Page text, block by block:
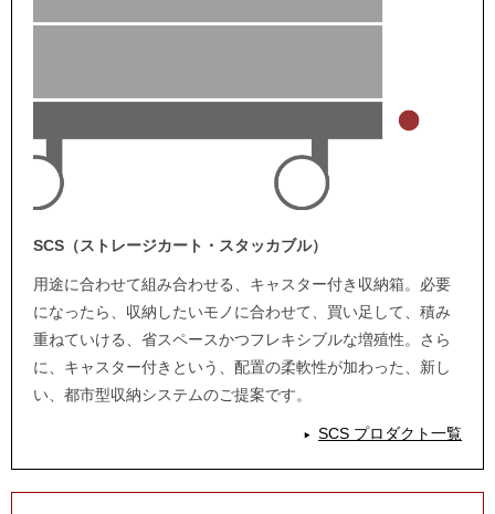
SCS（ストレージカート・スタッカブル）
用途に合わせて組み合わせる、キャスター付き収納箱。必要
になったら、収納したいモノに合わせて、買い足して、積み
重ねていける、省スペースかつフレキシブルな増殖性。さら
に、キャスター付きという、配置の柔軟性が加わった、新し
い、都市型収納システムのご提案です。
SCS プロダクト一覧